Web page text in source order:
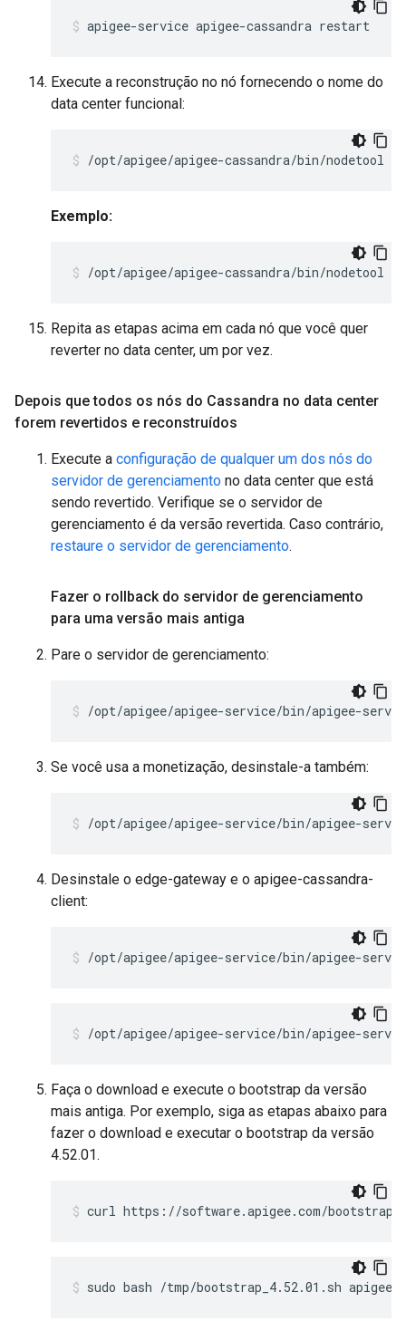
apigee-service apigee-cassandra restart
Execute a reconstrução no nó fornecendo o nome do
data center funcional:
/opt/apigee/apigee-cassandra/bin/nodetool
Exemplo:
/opt/apigee/apigee-cassandra/bin/nodetool
Repita as etapas acima em cada nó que você quer
reverter no data center, um por vez.
Depois que todos os nós do Cassandra no data center
forem revertidos e reconstruídos
Execute a configuração de qualquer um dos nós do
servidor de gerenciamento no data center que está
sendo revertido. Verifique se o servidor de
gerenciamento é da versão revertida. Caso contrário,
restaure o servidor de gerenciamento.
Fazer o rollback do servidor de gerenciamento
para uma versão mais antiga
Pare o servidor de gerenciamento:
/opt/apigee/apigee-service/bin/apigee-
Se você usa a monetização, desinstale-a também:
/opt/apigee/apigee-service/bin/apigee-
Desinstale o edge-gateway e o apigee-cassandra-
client:
/opt/apigee/apigee-service/bin/apigee-
/opt/apigee/apigee-service/bin/apigee-
Faça o download e execute o bootstrap da versão
mais antiga. Por exemplo, siga as etapas abaixo para
fazer o download e executar o bootstrap da versão
4.52.01.
curl https://software.apigee.com/
sudo bash /tmp/bootstrap_4.52.01.sh